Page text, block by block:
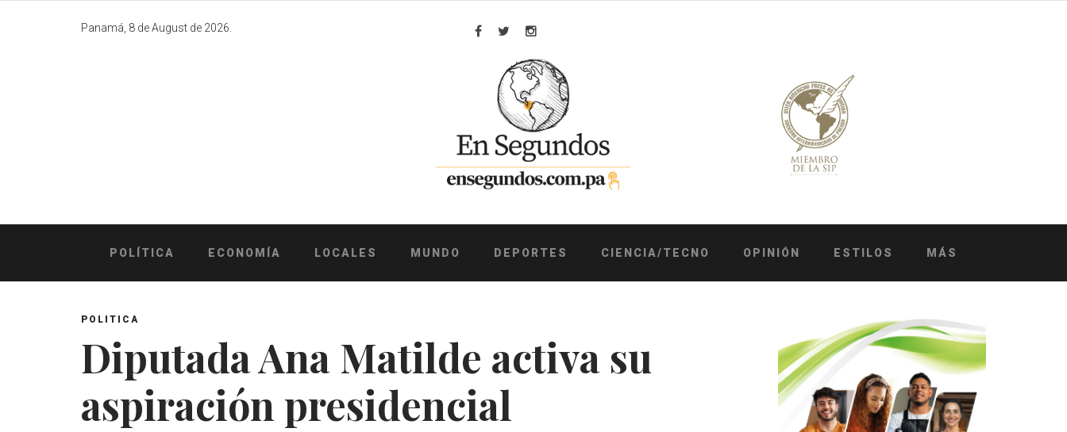
Panamá, 8 de August de 2026.
Facebook
TwitterInstagram
POLÍTICA ECONOMÍA LOCALES MUNDO DEPORTES CIENCIA/TECNO OPINIÓN ESTILOS MÁS
POLITICA
Diputada Ana Matilde activa su
aspiración presidencial